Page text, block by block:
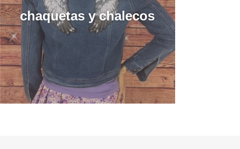
chaquetas y chalecos